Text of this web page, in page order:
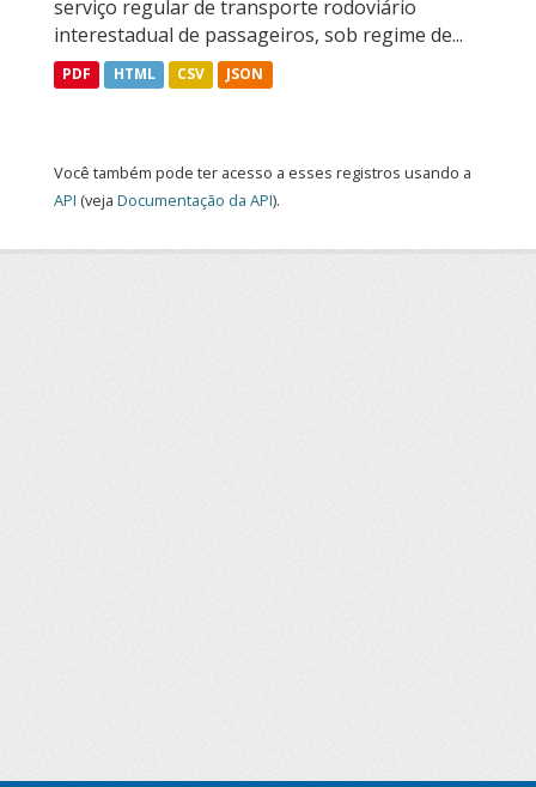
serviço regular de transporte rodoviário
interestadual de passageiros, sob regime de...
PDF HTML CSV JSON
Você também pode ter acesso a esses registros usando a
API (veja Documentação da API).